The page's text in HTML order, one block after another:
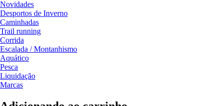
Novidades
Desportos de Inverno
Caminhadas
Trail running
Corrida
Escalada / Montanhismo
Aquático
Pesca
Liquidação
Marcas